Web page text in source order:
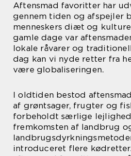
Aftensmad favoritter har
gennem tiden og afspejler
menneskers diæt og
gamle dage var
lokale råvarer og
dag kan vi nyde retter fra
være globaliseringen.
I oldtiden bestod
af grøntsager, frugter og
forbeholdt særlige
fremkomsten af landbrug
introduceret flere